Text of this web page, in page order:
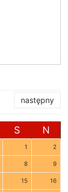
następny
S N
1 2
8 9
15 16